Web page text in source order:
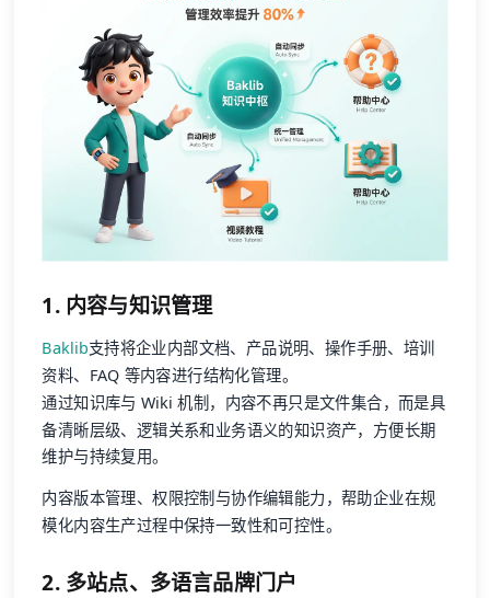
1. 内容与知识管理
Baklib支持将企业内部文档、产品说明、操作手册、培训
资料、FAQ 等内容进行结构化管理。
通过知识库与 Wiki 机制，内容不再只是文件集合，而是具
备清晰层级、逻辑关系和业务语义的知识资产，方便长期
维护与持续复用。
内容版本管理、权限控制与协作编辑能力，帮助企业在规
模化内容生产过程中保持一致性和可控性。
2. 多站点、多语言品牌门户